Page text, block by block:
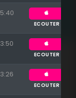
5:40
ECOUTER
3:50
ECOUTER
3:26
ECOUTER